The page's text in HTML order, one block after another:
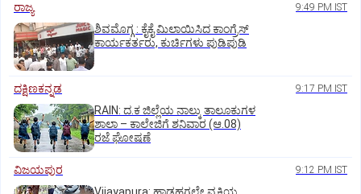
ರಾಜ್ಯ 9:49 PM IST
ಶಿವಮೊಗ್ಗ : ಕೈಕೈ ಮಿಲಾಯಿಸಿದ ಕಾಂಗ್ರೆಸ್
ಕಾರ್ಯಕರ್ತರು, ಕುರ್ಚಿಗಳು ಪುಡಿಪುಡಿ
ದಕ್ಷಿಣಕನ್ನಡ 9:17 PM IST
RAIN: ದ.ಕ ಜಿಲ್ಲೆಯ ನಾಲ್ಕು ತಾಲೂಕುಗಳ
ಶಾಲಾ – ಕಾಲೇಜಿಗೆ ಶನಿವಾರ (ಆ.08)
ರಜೆ ಘೋಷಣೆ
ವಿಜಯಪುರ 9:12 PM IST